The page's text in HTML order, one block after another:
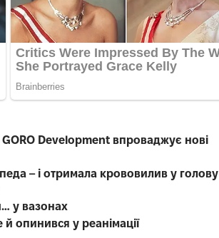
GORO Development впроваджує нові
– і отримала крововилив у голову
у вазонах
опинився у реанімації